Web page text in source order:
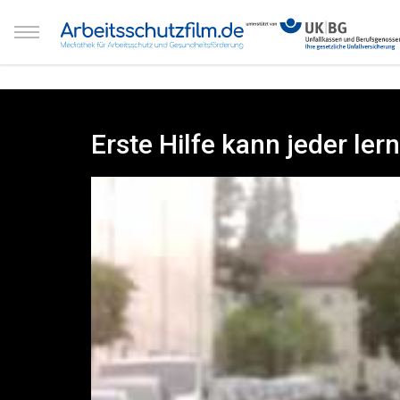
Erste Hilfe kann jeder